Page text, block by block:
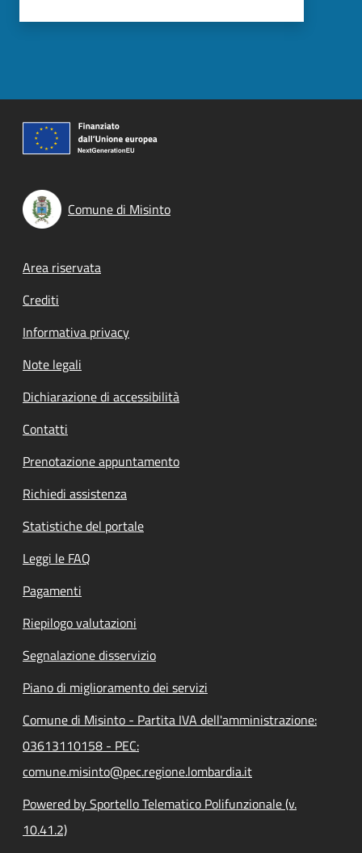
Comune di Misinto
Footer menu
Area riservata
Crediti
Informativa privacy
Note legali
Dichiarazione di accessibilità
Contatti
Prenotazione appuntamento
Richiedi assistenza
Statistiche del portale
Leggi le FAQ
Pagamenti
Riepilogo valutazioni
Segnalazione disservizio
Piano di miglioramento dei servizi
Comune di Misinto - Partita IVA dell'amministrazione:
03613110158 - PEC:
comune.misinto@pec.regione.lombardia.it
Powered by Sportello Telematico Polifunzionale (v.
10.41.2)